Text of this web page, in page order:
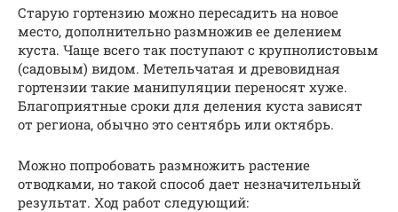
Старую гортензию можно пересадить на новое
место, дополнительно размножив ее делением
куста. Чаще всего так поступают с крупнолистовым
(садовым) видом. Метельчатая и древовидная
гортензии такие манипуляции переносят хуже.
Благоприятные сроки для деления куста зависят
от региона, обычно это сентябрь или октябрь.
Можно попробовать размножить растение
отводками, но такой способ дает незначительный
результат. Ход работ следующий: